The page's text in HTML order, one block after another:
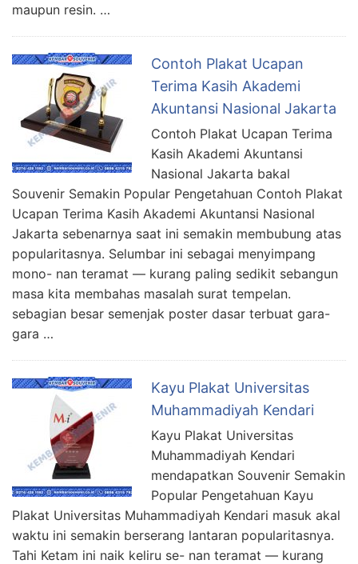
maupun resin. …
Contoh Plakat Ucapan
Terima Kasih Akademi
Akuntansi Nasional Jakarta
Contoh Plakat Ucapan Terima
Kasih Akademi Akuntansi
Nasional Jakarta bakal
Souvenir Semakin Popular Pengetahuan Contoh Plakat
Ucapan Terima Kasih Akademi Akuntansi Nasional
Jakarta sebenarnya saat ini semakin membubung atas
popularitasnya. Selumbar ini sebagai menyimpang
mono- nan teramat — kurang paling sedikit sebangun
masa kita membahas masalah surat tempelan.
sebagian besar semenjak poster dasar terbuat gara-
gara …
Kayu Plakat Universitas
Muhammadiyah Kendari
Kayu Plakat Universitas
Muhammadiyah Kendari
mendapatkan Souvenir Semakin
Popular Pengetahuan Kayu
Plakat Universitas Muhammadiyah Kendari masuk akal
waktu ini semakin berserang lantaran popularitasnya.
Tahi Ketam ini naik keliru se- nan teramat — kurang